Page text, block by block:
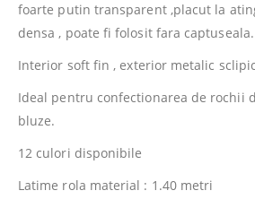
foarte putin transparent ,placut la
densa , poate fi folosit fara captuseala.
Interior soft fin , exterior metalic
Ideal pentru confectionarea de rochii
bluze.
12 culori disponibile
Latime rola material : 1.40 metri